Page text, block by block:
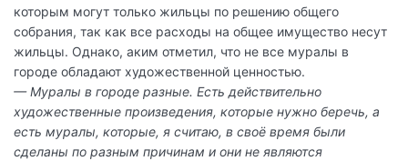
которым могут только жильцы по решению общего
собрания, так как все расходы на общее имущество несут
жильцы. Однако, аким отметил, что не все муралы в
городе обладают художественной ценностью.
— Муралы в городе разные. Есть действительно
художественные произведения, которые нужно беречь, а
есть муралы, которые, я считаю, в своё время были
сделаны по разным причинам и они не являются